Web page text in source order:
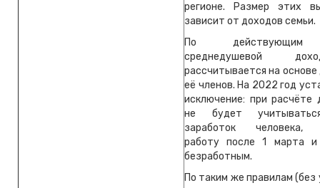
регионе. Размер этих
зависит от доходов семьи.
По действующим
среднедушевой
рассчитывается на
её членов. На 2022 год
исключение: при расчёте
не будет
заработок человека,
работу после 1 марта и
безработным.
По таким же правилам (без